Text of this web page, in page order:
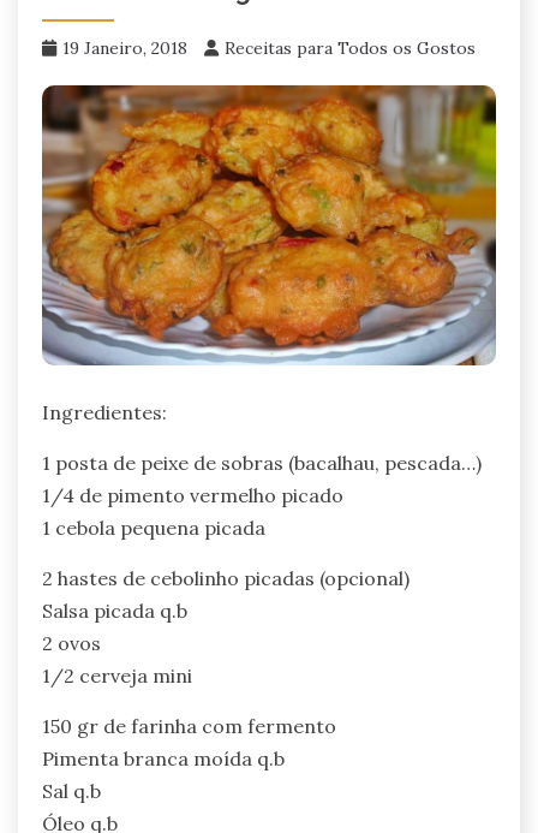
19 Janeiro, 2018 Receitas para Todos os Gostos
Ingredientes:
1 posta de peixe de sobras (bacalhau, pescada…)
1/4 de pimento vermelho picado
1 cebola pequena picada
2 hastes de cebolinho picadas (opcional)
Salsa picada q.b
2 ovos
1/2 cerveja mini
150 gr de farinha com fermento
Pimenta branca moída q.b
Sal q.b
Óleo q.b